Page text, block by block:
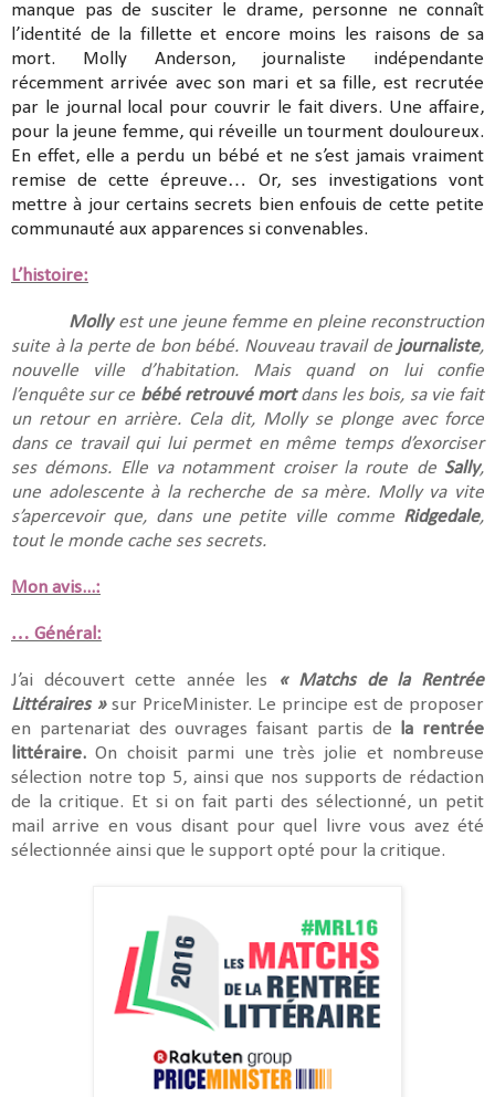
manque pas de susciter le drame, personne ne connaît
l’identité de la fillette et encore moins les raisons de sa
mort. Molly Anderson, journaliste indépendante
récemment arrivée avec son mari et sa fille, est recrutée
par le journal local pour couvrir le fait divers. Une affaire,
pour la jeune femme, qui réveille un tourment douloureux.
En effet, elle a perdu un bébé et ne s’est jamais vraiment
remise de cette épreuve… Or, ses investigations vont
mettre à jour certains secrets bien enfouis de cette petite
communauté aux apparences si convenables.
L’histoire:
Mollyest une jeune femme en pleine reconstruction
suite à la perte de bon bébé. Nouveau travail dejournaliste,
nouvelle ville d’habitation. Mais quand on lui confie
l’enquête sur ce bébé retrouvé mortdans les bois, sa vie fait
un retour en arrière. Cela dit, Molly se plonge avec force
dans ce travail qui lui permet en même temps d’exorciser
ses démons. Elle va notamment croiser la route de Sally,
une adolescente à la recherche de sa mère. Molly va vite
s’apercevoir que, dans une petite ville comme Ridgedale,
tout le monde cache ses secrets.
Mon avis...:
… Général:
J’ai découvert cette année les
« Matchs de la Rentrée
Littéraires » sur PriceMinister. Le principe est de proposer
en partenariat des ouvrages faisant partis de la rentrée
littéraire. On choisit parmi une très jolie et nombreuse
sélection notre top 5, ainsi que nos supports de rédaction
de la critique. Et si on fait parti des sélectionné, un petit
mail arrive en vous disant pour quel livre vous avez été
sélectionnée ainsi que le support opté pour la critique.